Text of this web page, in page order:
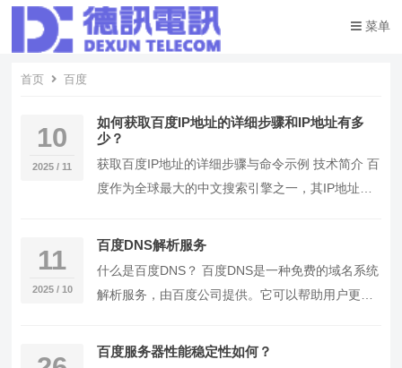
菜单
首页 百度
10
2025 / 11
如何获取百度IP地址的详细步骤和IP地址有多
少？
获取百度IP地址的详细步骤与命令示例 技术简介 百
度作为全球最大的中文搜索引擎之一，其IP地址的
获…
11
2025 / 10
百度DNS解析服务
什么是百度DNS？ 百度DNS是一种免费的域名系统
解析服务，由百度公司提供。它可以帮助用户更快
百度服务器性能稳定性如何？